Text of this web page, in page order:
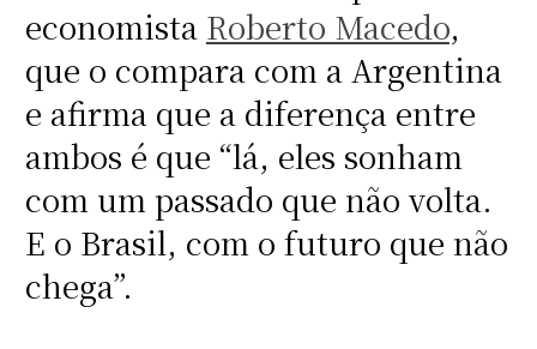
economista Roberto Macedo,
que o compara com a Argentina
e afirma que a diferença entre
ambos é que “lá, eles sonham
com um passado que não volta.
E o Brasil, com o futuro que não
chega”.